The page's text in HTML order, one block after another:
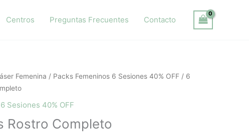
Centros Preguntas Frecuentes Contacto
Femenina / Packs Femeninos 6 Sesiones 40% OFF / 6
Sesiones 40% OFF
Rostro Completo
El
actual
es:
$ 9.500.